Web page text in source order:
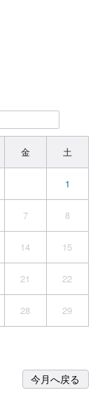
金 土
1
7 8
14 15
21 22
28 29
今月へ戻る